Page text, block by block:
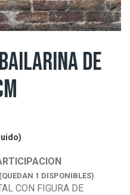
DE
(QUEDAN 1 DISPONIBLES)
CON FIGURA DE